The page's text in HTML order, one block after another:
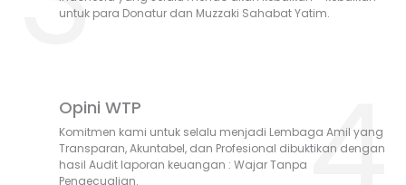
untuk para Donatur dan Muzzaki Sahabat Yatim.
Opini WTP
Komitmen kami untuk selalu menjadi Lembaga Amil yang
Transparan, Akuntabel, dan Profesional dibuktikan dengan
hasil Audit laporan keuangan : Wajar Tanpa
Pengecualian.